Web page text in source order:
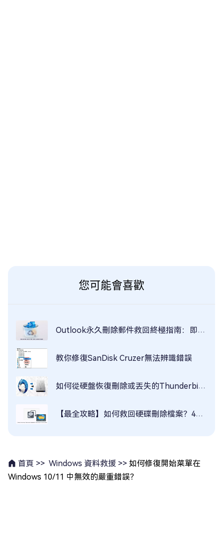
您可能會喜歡
Outlook永久刪除郵件救回終極指南：即使永久刪除也能100%復原！
教你修復SanDisk Cruzer無法辨識錯誤
如何從硬盤恢復刪除或丟失的Thunderbird電子郵件
【最全攻略】如何救回硬碟刪除檔案？4招還原硬碟檔案
首頁 >> Windows 資料救援 >> 如何修復開始菜單在
Windows 10/11 中無效的嚴重錯誤？